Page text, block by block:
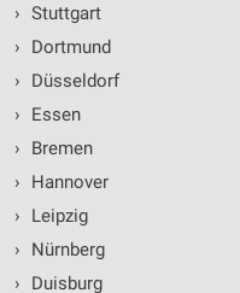
› Stuttgart
›
Dortmund
›
Düsseldorf
›
Essen
›
Bremen
›
Hannover
›
Leipzig
›
Nürnberg
›
Duisburg